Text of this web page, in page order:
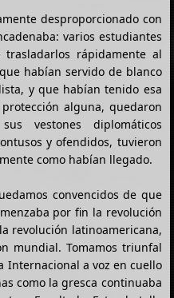
desproporcionado con
varios estudiantes
rápidamente al
habían servido de blanco
y que habían tenido esa
alguna, quedaron
vestones diplomáticos
y ofendidos, tuvieron
como habían llegado.
convencidos de que
por fin la revolución
revolución latinoamericana,
mundial. Tomamos triunfal
Internacional a voz en cuello
como la gresca continuaba